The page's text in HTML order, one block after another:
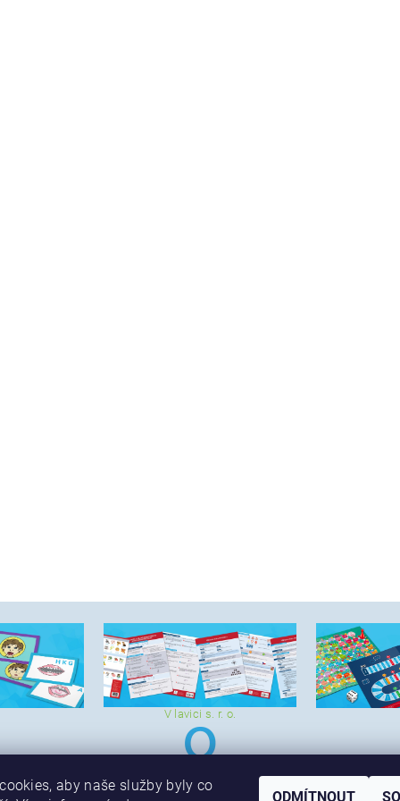
V lavici s. r. o.
aby naše služby byly co
ODMÍTNOUT